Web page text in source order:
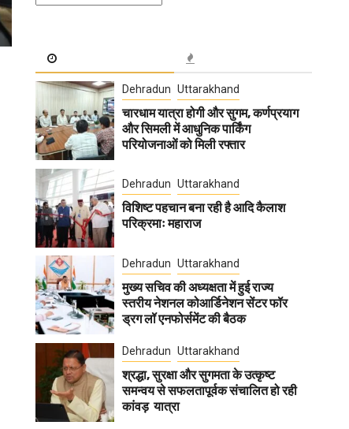
Dehradun Uttarakhand
चारधाम यात्रा होगी और सुगम, कर्णप्रयाग
और सिमली में आधुनिक पार्किंग
परियोजनाओं को मिली रफ्तार
Dehradun Uttarakhand
विशिष्ट पहचान बना रही है आदि कैलाश
परिक्रमाः महाराज
Dehradun Uttarakhand
मुख्य सचिव की अध्यक्षता में हुई राज्य
स्तरीय नेशनल कोआर्डिनेशन सेंटर फॉर
ड्रग लॉ एनफोर्समेंट की बैठक
Dehradun Uttarakhand
श्रद्धा, सुरक्षा और सुगमता के उत्कृष्ट
समन्वय से सफलतापूर्वक संचालित हो रही
कांवड़ यात्रा